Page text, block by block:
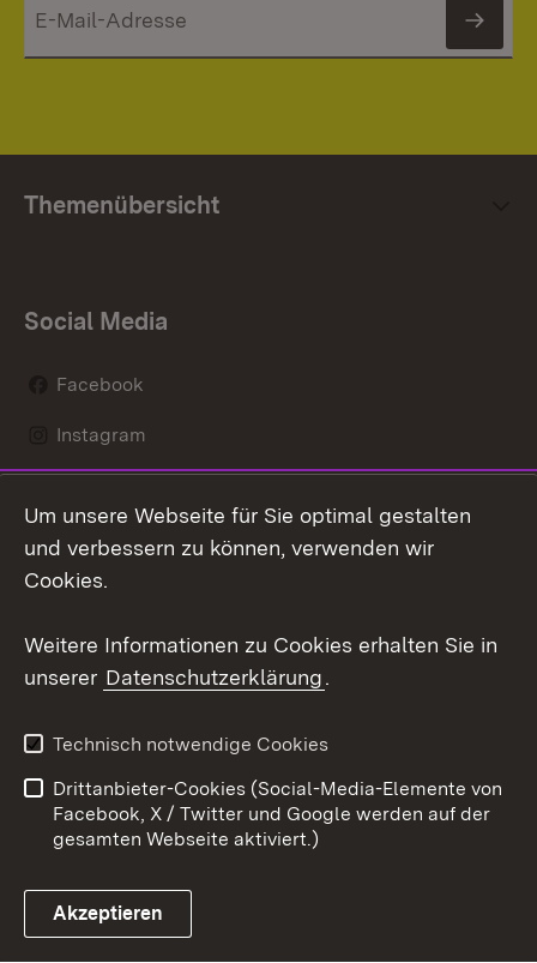
Themenübersicht
Social Media
Facebook
Instagram
Social Wall
Youtube
Link zum Landesportal
Kontakt
Datenschutz
Barrierefreiheit
Impressum Cookies
Um unsere Webseite für Sie optimal gestalten
und verbessern zu können, verwenden wir
Cookies.
Weitere Informationen zu Cookies erhalten Sie in
unserer Datenschutzerklärung.
Technisch notwendige Cookies
Drittanbieter-Cookies (Social-Media-Elemente von
Facebook, X / Twitter und Google werden auf der
gesamten Webseite aktiviert.)
Akzeptieren